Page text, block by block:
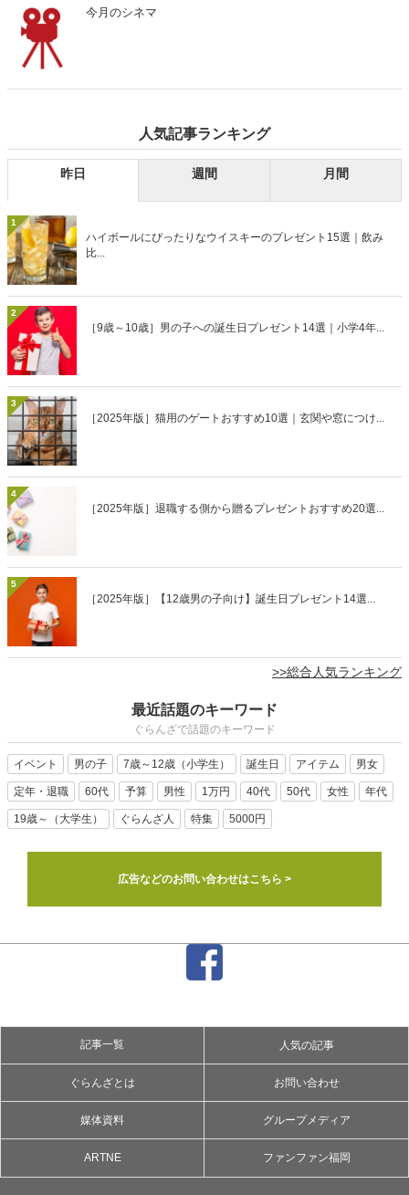
今月のシネマ
人気記事ランキング
昨日 週間 月間
1
ハイボールにぴったりなウイスキーのプレゼント15選｜飲み
比...
2
［9歳～10歳］男の子への誕生日プレゼント14選｜小学4年...
3
［2025年版］猫用のゲートおすすめ10選｜玄関や窓につけ...
4
［2025年版］退職する側から贈るプレゼントおすすめ20選...
5
［2025年版］【12歳男の子向け】誕生日プレゼント14選...
>>総合人気ランキング
最近話題のキーワード
ぐらんざで話題のキーワード
イベント 男の子 7歳～12歳（小学生） 誕生日 アイテム 男女
定年・退職 60代 予算 男性 1万円 40代 50代 女性 年代
19歳～（大学生） ぐらんざ人 特集 5000円
広告などのお問い合わせはこちら >
記事一覧 人気の記事
ぐらんざとは お問い合わせ
媒体資料 グループメディア
ARTNE ファンファン福岡